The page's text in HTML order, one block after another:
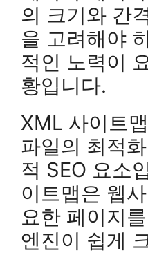
의 크기와 간
을 고려해야
적인 노력이
황입니다.
XML 사이트
파일의 최적
적 SEO 요소
이트맵은 웹
요한 페이지
엔진이 쉽게